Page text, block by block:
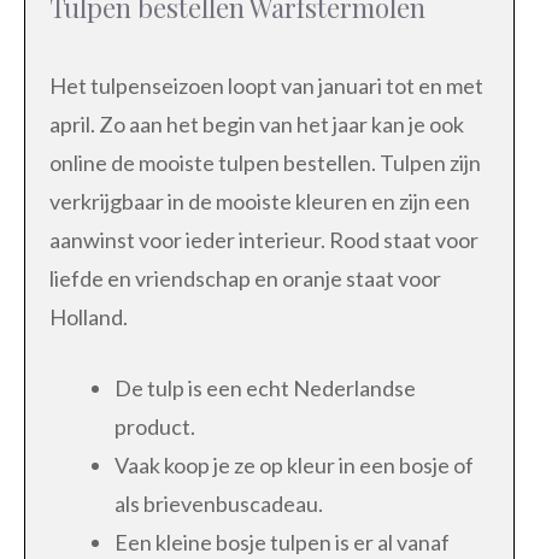
Het tulpenseizoen loopt van januari tot en met
april. Zo aan het begin van het jaar kan je ook
online de mooiste tulpen bestellen. Tulpen zijn
verkrijgbaar in de mooiste kleuren en zijn een
aanwinst voor ieder interieur. Rood staat voor
liefde en vriendschap en oranje staat voor
Holland.
De tulp is een echt Nederlandse
product.
Vaak koop je ze op kleur in een bosje of
als brievenbuscadeau.
Een kleine bosje tulpen is er al vanaf